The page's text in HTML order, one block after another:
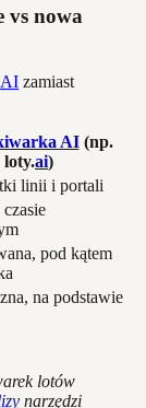
vs nowa
AI zamiast
AI(np.
loty.ai)
linii i portali
pod kątem
na podstawie
lotów
narzędzi